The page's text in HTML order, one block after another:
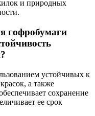
и природных
гофробумаги
устойчивых к
а также
сохранение
ее срок